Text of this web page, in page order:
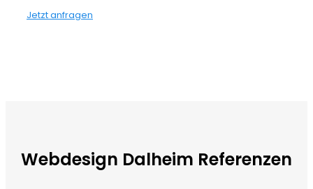
Jetzt anfragen
Webdesign Dalheim Referenzen